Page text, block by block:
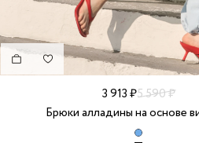
3 913 ₽5 590 ₽
Брюки алладины на основе